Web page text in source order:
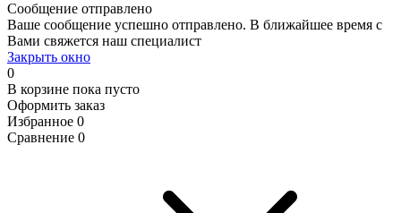
Сообщение отправлено
Ваше сообщение успешно отправлено. В ближайшее время с
Вами свяжется наш специалист
Закрыть окно
0
В корзине пока пусто
Оформить заказ
Избранное 0
Сравнение 0